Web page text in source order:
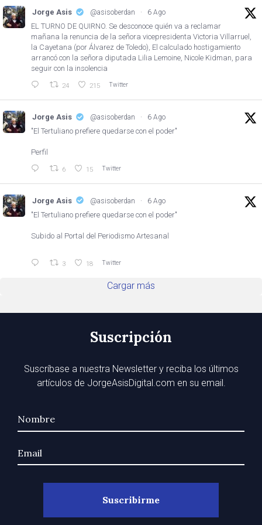
Jorge Asis @asisoberdan · 6 Ago
EL TURNO DE QUIRNO. Se desconoce quién va a reclamar
mañana la renuncia de la señora vicepresidenta Victoria Villarruel,
la Cayetana (por Álvarez de Toledo), El calculado hostigamiento
arrancó con la señora diputada Lilia Lemoine, Nicole Kidman, para
seguir con la insolencia
24 215 Twitter
Jorge Asis @asisoberdan · 6 Ago
"El Tertuliano prefiere quedarse con el poder"
Perfil
6 15 Twitter
Jorge Asis @asisoberdan · 6 Ago
"El Tertuliano prefiere quedarse con el poder"
Subido al Portal del Periodismo Artesanal
3 18 Twitter
Cargar más
Suscripción
Suscríbase a nuestra Newsletter y reciba los últimos
artículos de JorgeAsisDigital.com en su email.